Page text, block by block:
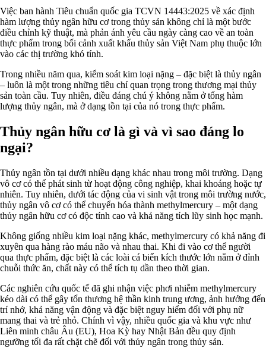
Việc ban hành Tiêu chuẩn quốc gia TCVN 14443:2025 về xác định
hàm lượng thủy ngân hữu cơ trong thủy sản không chỉ là một bước
điều chỉnh kỹ thuật, mà phản ánh yêu cầu ngày càng cao về an toàn
thực phẩm trong bối cảnh xuất khẩu thủy sản Việt Nam phụ thuộc lớn
vào các thị trường khó tính.
Trong nhiều năm qua, kiểm soát kim loại nặng – đặc biệt là thủy ngân
– luôn là một trong những tiêu chí quan trọng trong thương mại thủy
sản toàn cầu. Tuy nhiên, điều đáng chú ý không nằm ở tổng hàm
lượng thủy ngân, mà ở dạng tồn tại của nó trong thực phẩm.
Thủy ngân hữu cơ là gì và vì sao đáng lo
ngại?
Thủy ngân tồn tại dưới nhiều dạng khác nhau trong môi trường. Dạng
vô cơ có thể phát sinh từ hoạt động công nghiệp, khai khoáng hoặc tự
nhiên. Tuy nhiên, dưới tác động của vi sinh vật trong môi trường nước,
thủy ngân vô cơ có thể chuyển hóa thành methylmercury – một dạng
thủy ngân hữu cơ có độc tính cao và khả năng tích lũy sinh học mạnh.
Không giống nhiều kim loại nặng khác, methylmercury có khả năng đi
xuyên qua hàng rào máu não và nhau thai. Khi đi vào cơ thể người
qua thực phẩm, đặc biệt là các loài cá biển kích thước lớn nằm ở đỉnh
chuỗi thức ăn, chất này có thể tích tụ dần theo thời gian.
Các nghiên cứu quốc tế đã ghi nhận việc phơi nhiễm methylmercury
kéo dài có thể gây tổn thương hệ thần kinh trung ương, ảnh hưởng đến
trí nhớ, khả năng vận động và đặc biệt nguy hiểm đối với phụ nữ
mang thai và trẻ nhỏ. Chính vì vậy, nhiều quốc gia và khu vực như
Liên minh châu Âu (EU), Hoa Kỳ hay Nhật Bản đều quy định
ngưỡng tối đa rất chặt chẽ đối với thủy ngân trong thủy sản.